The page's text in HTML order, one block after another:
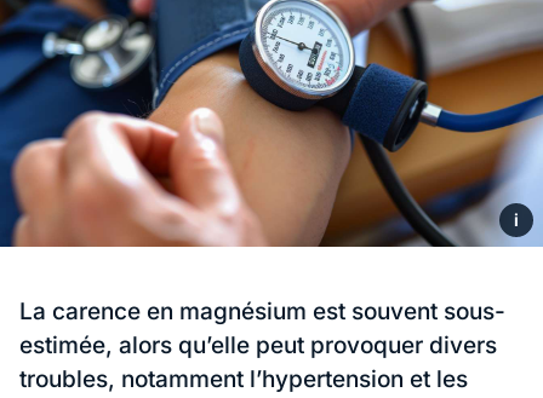
i
La carence en magnésium est souvent sous-
estimée, alors qu’elle peut provoquer divers
troubles, notamment l’hypertension et les